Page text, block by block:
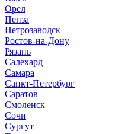
Орел
Пенза
Петрозаводск
Ростов-на-Дону
Рязань
Салехард
Самара
Санкт-Петербург
Саратов
Смоленск
Сочи
Сургут